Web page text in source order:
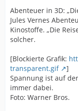
Abenteuer in 3D:
Jules Vernes
Kinostoffe. „Die
solcher.
[Blockierte Grafik:
transparent.gif
]
Spannung ist auf
immer dabei.
Foto: Warner Bros.